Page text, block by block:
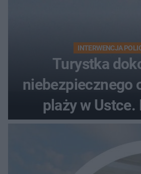
INTERWENCJA
Turystka
niebezpiecznego
plaży w Ustce.
musiała